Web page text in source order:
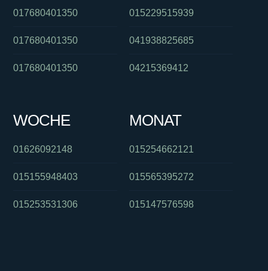
017680401350
017680401350
017680401350
015229515939
041938825685
04215369412
WOCHE
01626092148
015155948403
015253531306
MONAT
015254662121
015565395272
015147576598